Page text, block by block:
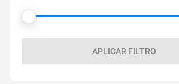
APLICAR FILTRO